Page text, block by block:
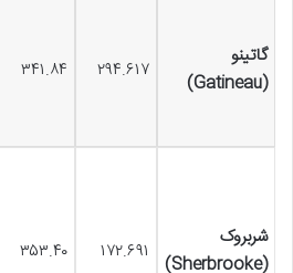
گاتینو
(Gatineau)
۲۹۴.۶۱۷ ۳۴۱.۸۴
شربروک
(Sherbrooke)
۱۷۲.۶۹۱ ۳۵۳.۴۰